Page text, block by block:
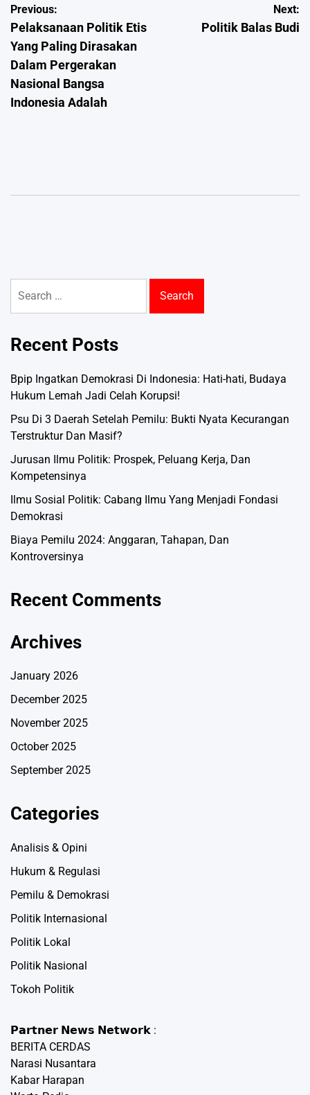
Post
navigation
Previous:
Pelaksanaan Politik Etis
Yang Paling Dirasakan
Dalam Pergerakan
Nasional Bangsa
Indonesia Adalah
Next:
Politik Balas Budi
for:
Recent Posts
Bpip Ingatkan Demokrasi Di Indonesia: Hati-hati, Budaya
Hukum Lemah Jadi Celah Korupsi!
Psu Di 3 Daerah Setelah Pemilu: Bukti Nyata Kecurangan
Terstruktur Dan Masif?
Jurusan Ilmu Politik: Prospek, Peluang Kerja, Dan
Kompetensinya
Ilmu Sosial Politik: Cabang Ilmu Yang Menjadi Fondasi
Demokrasi
Biaya Pemilu 2024: Anggaran, Tahapan, Dan
Kontroversinya
Recent Comments
Archives
January 2026
December 2025
November 2025
October 2025
September 2025
Categories
Analisis & Opini
Hukum & Regulasi
Pemilu & Demokrasi
Politik Internasional
Politik Lokal
Politik Nasional
Tokoh Politik
𝗣𝗮𝗿𝘁𝗻𝗲𝗿 𝗡𝗲𝘄𝘀 𝗡𝗲𝘁𝘄𝗼𝗿𝗸 :
BERITA CERDAS
Narasi Nusantara
Kabar Harapan